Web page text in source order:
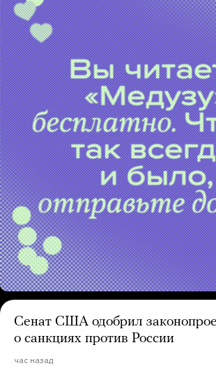
Сенат США одобрил
о санкциях против России
час назад